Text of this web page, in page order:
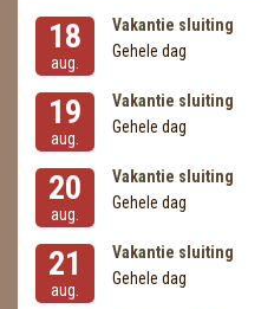
18
aug.
Vakantie sluiting
Gehele dag
19
aug.
Vakantie sluiting
Gehele dag
20
aug.
Vakantie sluiting
Gehele dag
21
aug.
Vakantie sluiting
Gehele dag